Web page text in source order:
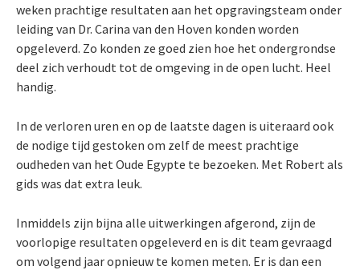
weken prachtige resultaten aan het opgravingsteam onder
leiding van Dr. Carina van den Hoven konden worden
opgeleverd. Zo konden ze goed zien hoe het ondergrondse
deel zich verhoudt tot de omgeving in de open lucht. Heel
handig.
In de verloren uren en op de laatste dagen is uiteraard ook
de nodige tijd gestoken om zelf de meest prachtige
oudheden van het Oude Egypte te bezoeken. Met Robert als
gids was dat extra leuk.
Inmiddels zijn bijna alle uitwerkingen afgerond, zijn de
voorlopige resultaten opgeleverd en is dit team gevraagd
om volgend jaar opnieuw te komen meten. Er is dan een